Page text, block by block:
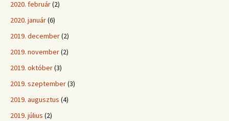
2020. február(2)
2020. január(6)
2019. december(2)
2019. november(2)
2019. október(3)
2019. szeptember(3)
2019. augusztus (4)
2019. július (2)